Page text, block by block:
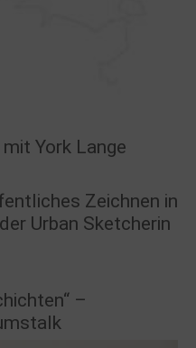
York Lange
Zeichnen in
Urban Sketcherin
–